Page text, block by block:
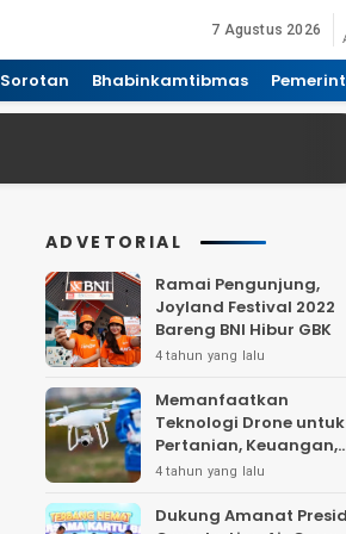
7 Agustus 2026
Sorotan Bhabinkamtibmas
ADVETORIAL
Ramai Pengunjung,
Joyland Festival 2022
Bareng BNI Hibur GBK
4 tahun yang lalu
Memanfaatkan
Teknologi Drone untuk
Pertanian, Keuangan,
Pertambangan, Real
Telekomunikasi.
4 tahun yang lalu
Dukung Amanat